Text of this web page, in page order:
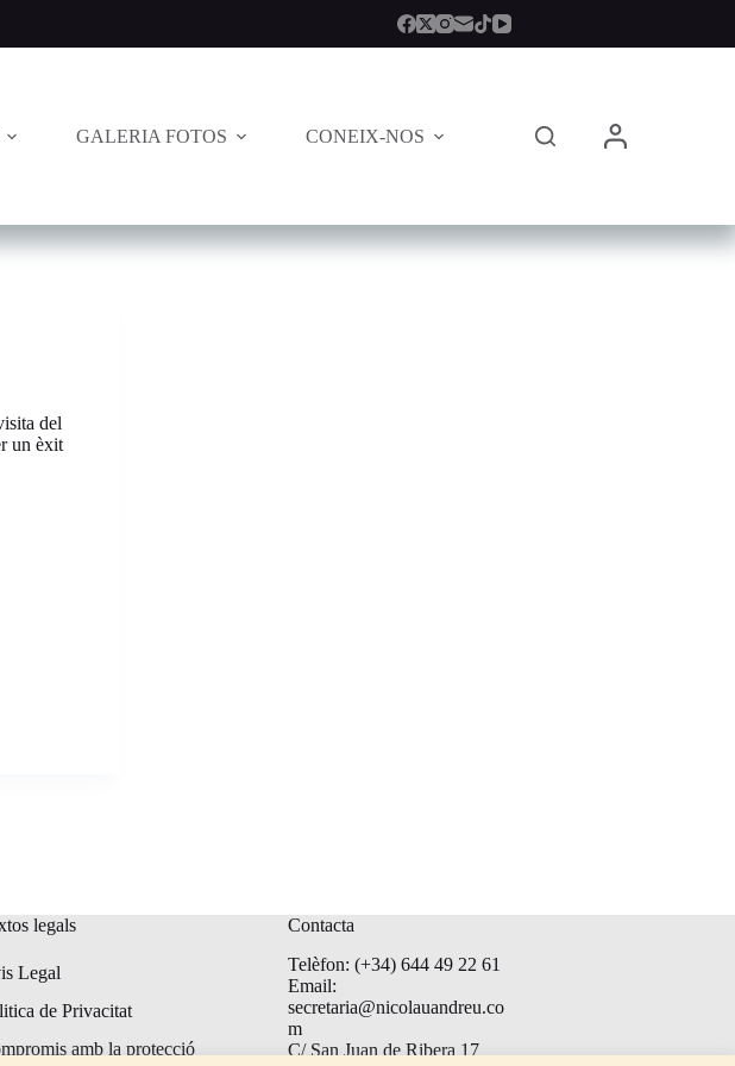
GALERIA FOTOS CONEIX-NOS
del
un èxit
legals
Legal
de Privacitat
amb la protecció
Contacta
Telèfon: (+34) 644 49 22 61
Email:
secretaria@nicolauandreu.co
m
C/ San Juan de Ribera 17